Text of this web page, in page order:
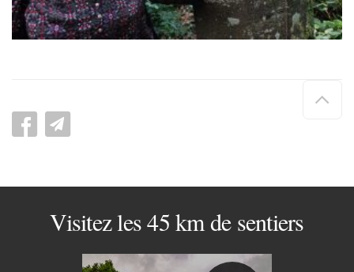
de
Visitez les 45 km de sentiers